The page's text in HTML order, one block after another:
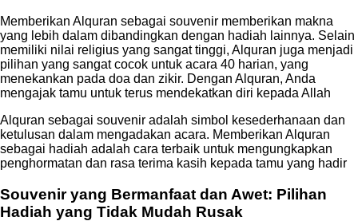
Memberikan Alquran sebagai souvenir memberikan makna
yang lebih dalam dibandingkan dengan hadiah lainnya. Selain
memiliki nilai religius yang sangat tinggi, Alquran juga menjadi
pilihan yang sangat cocok untuk acara 40 harian, yang
menekankan pada doa dan zikir. Dengan Alquran, Anda
mengajak tamu untuk terus mendekatkan diri kepada Allah
Alquran sebagai souvenir adalah simbol kesederhanaan dan
ketulusan dalam mengadakan acara. Memberikan Alquran
sebagai hadiah adalah cara terbaik untuk mengungkapkan
penghormatan dan rasa terima kasih kepada tamu yang hadir
Souvenir yang Bermanfaat dan Awet: Pilihan
Hadiah yang Tidak Mudah Rusak